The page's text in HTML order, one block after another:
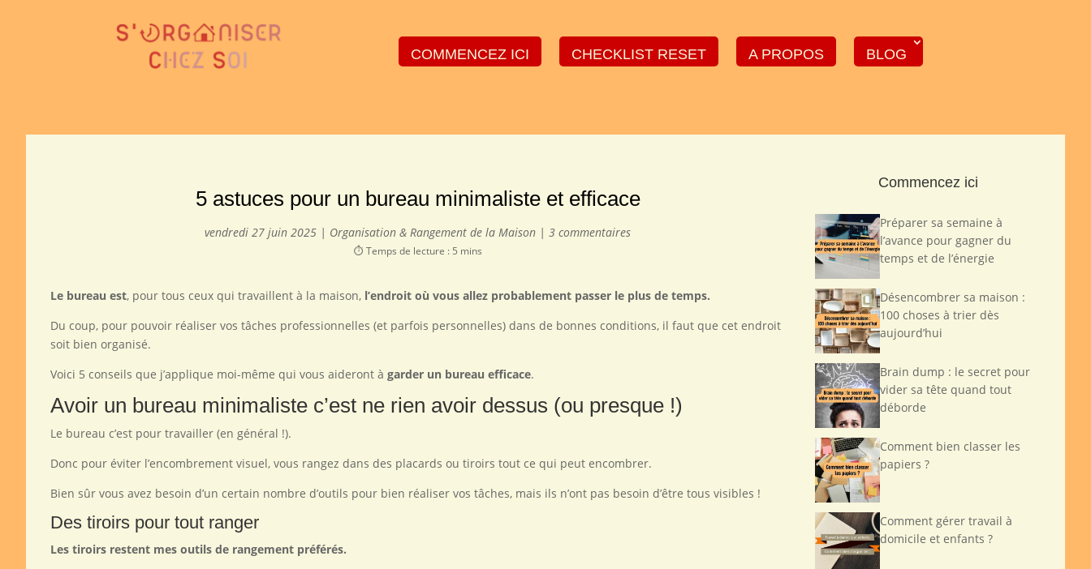
COMMENCEZ ICI CHECKLIST RESET A PROPOS BLOG
5 astuces pour un bureau minimaliste et efficace
vendredi 27 juin 2025 | Organisation & Rangement de la Maison |3 commentaires
⏱️ Temps de lecture : 5 mins
Le bureau est, pour tous ceux qui travaillent à la maison, l’endroit où vous allez probablement passer le plus de temps.
Du coup, pour pouvoir réaliser vos tâches professionnelles (et parfois personnelles) dans de bonnes conditions, il faut que cet endroit
soit bien organisé.
Voici 5 conseils que j’applique moi-même qui vous aideront à garder un bureau efficace.
Avoir un bureau minimaliste c’est ne rien avoir dessus (ou presque !)
Le bureau c’est pour travailler (en général !).
Donc pour éviter l’encombrement visuel, vous rangez dans des placards ou tiroirs tout ce qui peut encombrer.
Bien sûr vous avez besoin d’un certain nombre d’outils pour bien réaliser vos tâches, mais ils n’ont pas besoin d’être tous visibles !
Des tiroirs pour tout ranger
Les tiroirs restent mes outils de rangement préférés.
Commencez ici
Préparer sa semaine à
l’avance pour gagner du
temps et de l’énergie
Désencombrer sa maison :
100 choses à trier dès
aujourd’hui
Brain dump : le secret pour
vider sa tête quand tout
déborde
Comment bien classer les
papiers ?
Comment gérer travail à
domicile et enfants ?